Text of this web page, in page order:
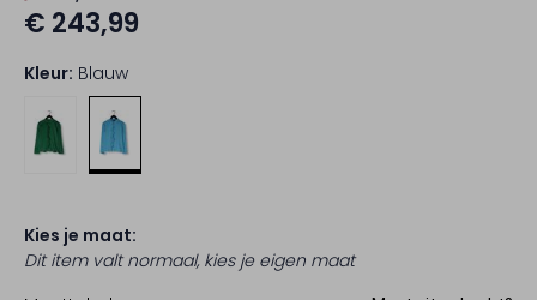
€ 243,99
Kleur: Blauw
Kies je maat:
Dit item valt normaal, kies je eigen maat